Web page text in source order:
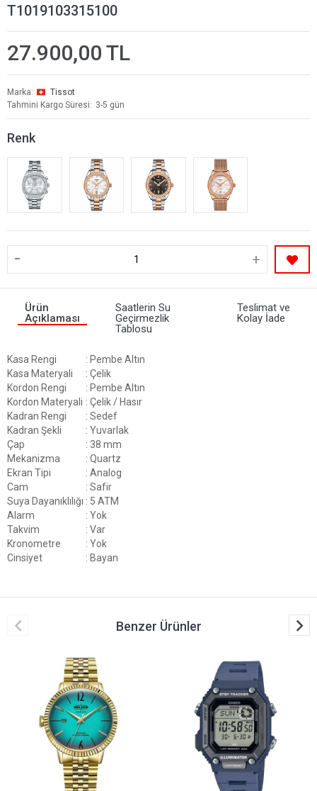
T1019103315100
27.900,00 TL
Marka
Tissot
Tahmini Kargo Süresi
3-5 gün
Renk
- +
Ürün
Açıklaması
Saatlerin Su
Geçirmezlik
Tablosu
Teslimat ve
Kolay İade
Kasa Rengi
: Pembe Altın
Kasa Materyali
: Çelik
Kordon Rengi
: Pembe Altın
Kordon Materyali : Çelik / Hasır
Kadran Rengi
: Sedef
Kadran Şekli
: Yuvarlak
Çap
: 38 mm
Mekanizma
: Quartz
Ekran Tipi
: Analog
Cam
: Safir
Suya Dayanıklılığı : 5 ATM
Alarm
: Yok
Takvim
: Var
Kronometre
: Yok
Cinsiyet
: Bayan
Benzer Ürünler